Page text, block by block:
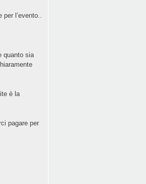
l’evento..
quanto sia
è la
pagare per